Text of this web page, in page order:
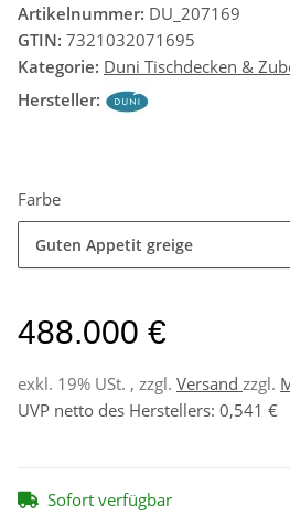
Artikelnummer: DU_207169
GTIN: 7321032071695
Kategorie: Duni Tischdecken &
Hersteller:
Farbe
Guten Appetit greige
488.000 €
exkl. 19% USt. , zzgl. Versand zzgl.
UVP netto des Herstellers: 0,541 €
Sofort verfügbar